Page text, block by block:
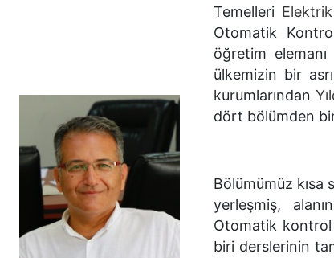
Temelleri
Otomatik
öğretim
ülkemizin bir
kurumlarından
dört bölümden
Bölümümüz kısa
yerleşmiş,
Otomatik kontrol
biri derslerinin